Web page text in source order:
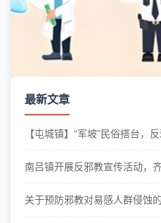
最新文章
【屯城镇】“军坡”民俗搭台，
南吕镇开展反邪教宣传活动，
关于预防邪教对易感人群侵蚀